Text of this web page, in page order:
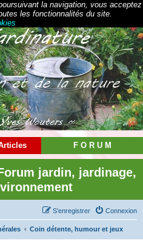
la navigation, vous acceptez
les fonctionnalités du site.
F O R U M
jardin, jardinage,
Connexion
S’enregistrer
Coin détente, humour et jeux